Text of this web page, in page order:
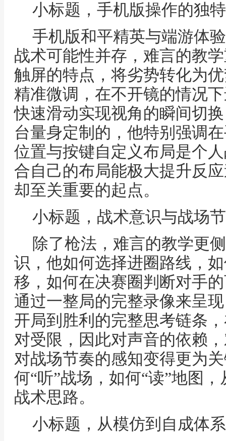
小标题，手机版操作的独
手机版和平精英与端游体
战术可能性并存，难言的教
触屏的特点，将劣势转化为
精准微调，在不开镜的情况
快速滑动实现视角的瞬间切
台量身定制的，他特别强调
位置与按键自定义布局是个
合自己的布局能极大提升反
却至关重要的起点。
小标题，战术意识与战场
除了枪法，难言的教学更
识，他如何选择进圈路线，
移，如何在决赛圈判断对手
通过一整局的完整录像来呈
开局到胜利的完整思考链条
对受限，因此对声音的依赖
对战场节奏的感知变得更为
何“听”战场，如何“读”地图
战术思路。
小标题，从模仿到自成体